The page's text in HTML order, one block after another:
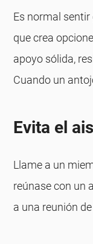
Es normal
que crea
apoyo sólida,
Cuando un
Evita el
Llame a un
reúnase con un
a una reunión